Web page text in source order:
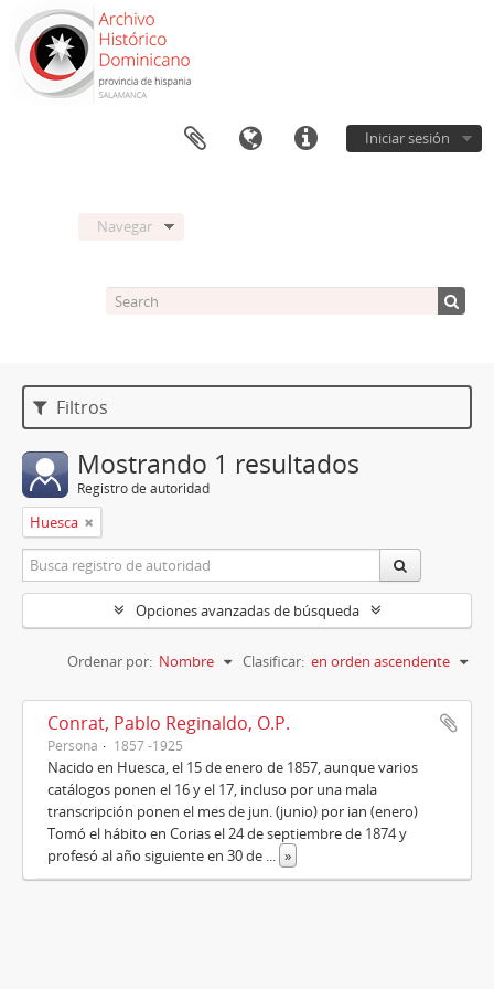
Iniciar sesión
Navegar
Filtros
Mostrando 1 resultados
Registro de autoridad
Huesca
Opciones avanzadas de búsqueda
Ordenar por: Nombre Clasificar: en orden ascendente
Conrat, Pablo Reginaldo, O.P.
Persona 1857 -1925
Nacido en Huesca, el 15 de enero de 1857, aunque varios
catálogos ponen el 16 y el 17, incluso por una mala
transcripción ponen el mes de jun. (junio) por ian (enero)
Tomó el hábito en Corias el 24 de septiembre de 1874 y
profesó al año siguiente en 30 de ... »